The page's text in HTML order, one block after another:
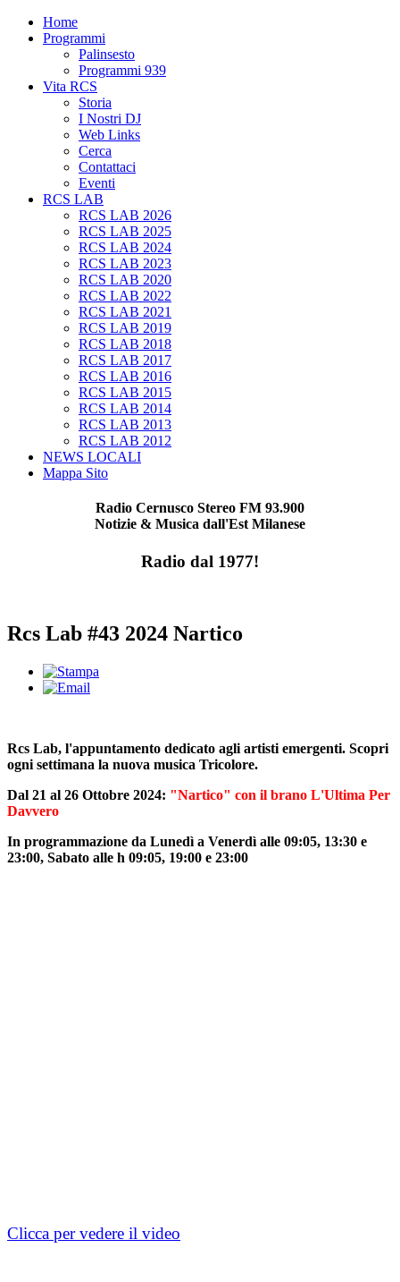
Home
Programmi
Palinsesto
Programmi 939
Vita RCS
Storia
I Nostri DJ
Web Links
Cerca
Contattaci
Eventi
RCS LAB
RCS LAB 2026
RCS LAB 2025
RCS LAB 2024
RCS LAB 2023
RCS LAB 2020
RCS LAB 2022
RCS LAB 2021
RCS LAB 2019
RCS LAB 2018
RCS LAB 2017
RCS LAB 2016
RCS LAB 2015
RCS LAB 2014
RCS LAB 2013
RCS LAB 2012
NEWS LOCALI
Mappa Sito
Radio Cernusco Stereo FM 93.900
Notizie & Musica dall'Est Milanese
Radio dal 1977!
Rcs Lab #43 2024 Nartico
Rcs Lab, l'appuntamento dedicato agli artisti emergenti. Scopri
ogni settimana la nuova musica Tricolore.
Dal 21 al 26 Ottobre 2024: "Nartico" con il brano L'Ultima Per
Davvero
In programmazione da Lunedì a Venerdì alle 09:05, 13:30 e
23:00, Sabato alle h 09:05, 19:00 e 23:00
Clicca per vedere il video